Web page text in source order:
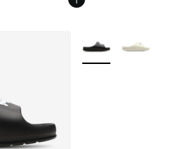
Plus de couleurs